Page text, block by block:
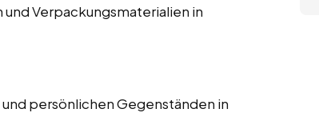
Verpackungsmaterialien in
persönlichen Gegenständen in